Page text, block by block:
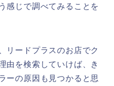
感じで調べてみることを
リードプラスのお店でク
由を検索していけば、き
ーの原因も見つかると思